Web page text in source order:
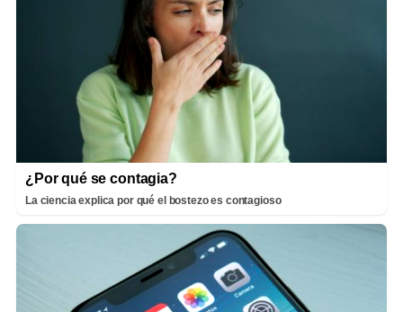
¿Por qué se contagia?
La ciencia explica por qué el bostezo es contagioso